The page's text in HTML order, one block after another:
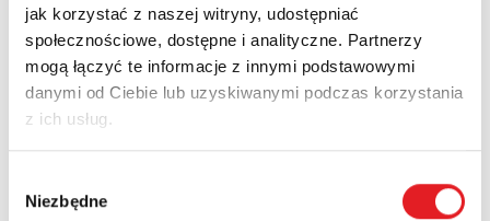
jak korzystać z naszej witryny, udostępniać
społecznościowe, dostępne i analityczne. Partnerzy
mogą łączyć te informacje z innymi podstawowymi
danymi od Ciebie lub uzyskiwanymi podczas korzystania
z ich usług.
zgody
Niezbędne
Company:
Phone: